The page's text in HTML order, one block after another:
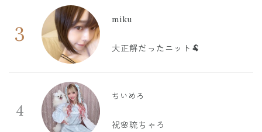
3
miku
大正解だったニット🐏
4
ちいめろ
祝🌸琉ちゃろ